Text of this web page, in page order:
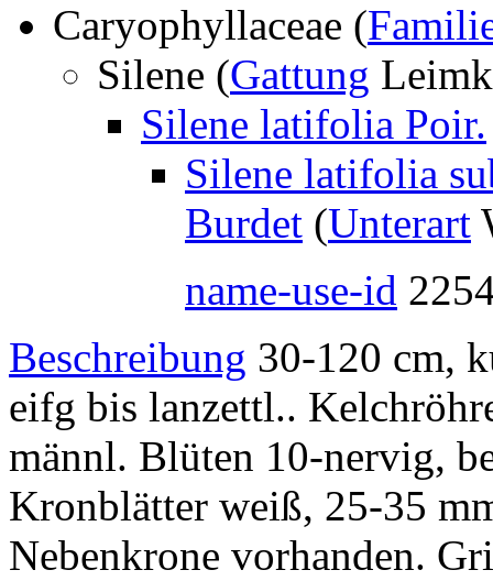
Caryophyllaceae (
Silene (Gattung
Silene latifolia Poir.
Silene latifolia
Burdet (Unterart
name-use-id
Beschreibung 30-120 cm,
eifg bis lanzettl..
männl. Blüten 10-nervig,
Kronblätter weiß, 25-35
Nebenkrone vorhanden.